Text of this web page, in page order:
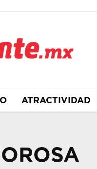
ATRACTIVIDAD